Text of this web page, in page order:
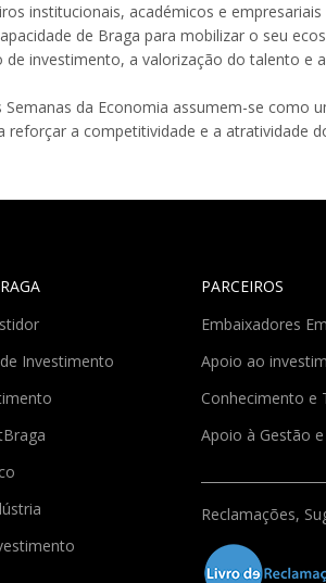
institucionais, académicos e empresariais
de Braga para mobilizar o seu
investimento, a valorização do talento e
da Economia assumem-se
a competitividade e a atratividade
Investimento
PARCEIROS
Embaixadores
Apoio ao
Conhecimento e
Apoio à Gestão
Reclamações,